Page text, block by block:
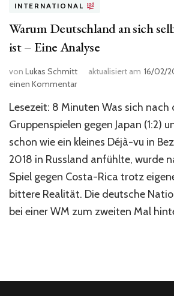
INTERNATIONAL
Warum Deutschland an sich
ist – Eine Analyse
von Lukas Schmitt aktualisiert am 16/02/
einen Kommentarzu
Deutschland
an
sich
selbst
gescheitert
ist
Eine
Analyse
Lesezeit: 8 Minuten Was sich nach
Gruppenspielen gegen Japan (1:2)
schon wie ein kleines Déjà-vu in
2018 in Russland anfühlte, wurde
Spiel gegen Costa-Rica trotz
bittere Realität. Die deutsche
bei einer WM zum zweiten Mal